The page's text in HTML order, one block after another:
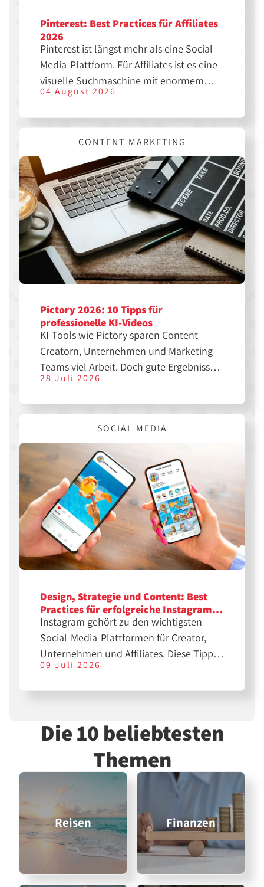
Pinterest: Best Practices für Affiliates
2026
Pinterest ist längst mehr als eine Social-
Media-Plattform. Für Affiliates ist es eine
visuelle Suchmaschine mit enormem
SEO-Potenzial. Wer die richtigen Pins
und Sales generieren. Hier erfährst du,
was dir dabei hilft.
04 August 2026
CONTENT MARKETING
Pictory 2026: 10 Tipps für
professionelle KI-Videos
KI-Tools wie Pictory sparen Content
Creatorn, Unternehmen und Marketing-
Teams viel Arbeit. Doch gute Ergebnisse
entstehen nicht automatisch. Mit den
Struktur und etwas Nachbearbeitung
lassen sich aus einfachen Texten
professionelle Videos für YouTube,
Instagram, TikTok oder LinkedIn
erstellen.
28 Juli 2026
SOCIAL MEDIA
Design, Strategie und Content: Best
Practices für erfolgreiche Instagram-
Feeds
Instagram gehört zu den wichtigsten
Social-Media-Plattformen für Creator,
Unternehmen und Affiliates. Diese Tipps
helfen dir bei der Erstellung
09 Juli 2026
Die 10 beliebtesten
Themen
Reisen Finanzen